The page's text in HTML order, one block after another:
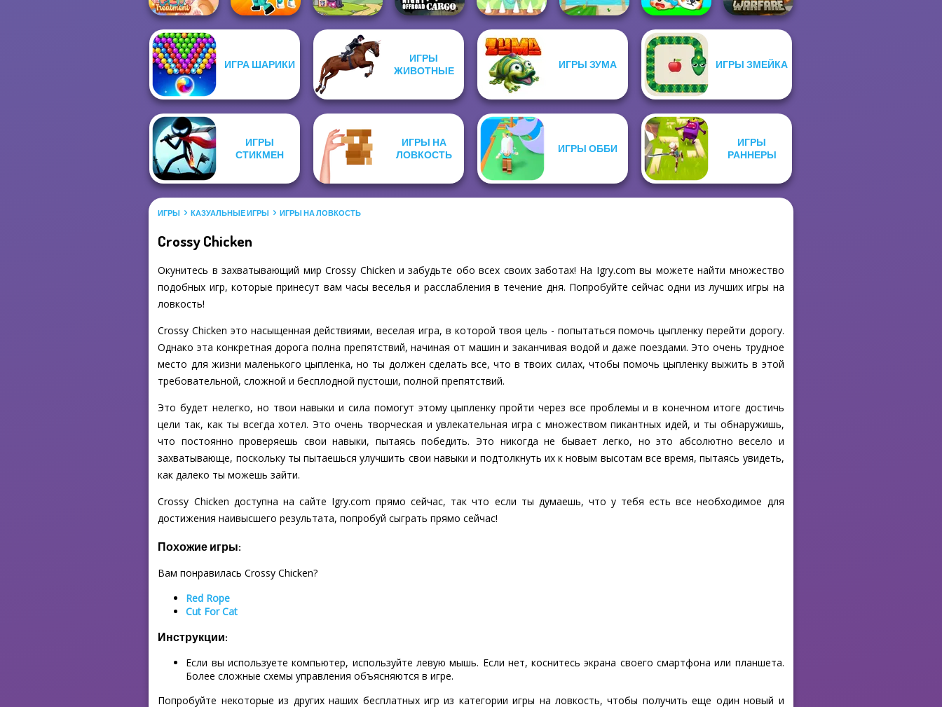
ASMR Pet
Treatment
Noob vs Pro
Dream Pet Link 2
Night OffRoad
Cargo
Bouncing Chick Protect My Dog 3
Minecraft Pixel
ИГРА ШАРИКИ
ИГРЫ
ЖИВОТНЫЕ
ИГРЫ ЗУМА ИГРЫ ЗМЕЙКА
ИГРЫ
СТИКМЕН
ИГРЫ НА
ЛОВКОСТЬ
ИГРЫ ОББИ
ИГРЫ
РАННЕРЫ
ИГРЫ КАЗУАЛЬНЫЕ ИГРЫ ИГРЫ НА ЛОВКОСТЬ
Crossy Chicken
Окунитесь в захватывающий мир Crossy Chicken и забудьте обо всех своих заботах! На Igry.com вы можете найти множество
подобных игр, которые принесут вам часы веселья и расслабления в течение дня. Попробуйте сейчас одни из лучших игры на
ловкость!
Crossy Chicken это насыщенная действиями, веселая игра, в которой твоя цель - попытаться помочь цыпленку перейти дорогу.
Однако эта конкретная дорога полна препятствий, начиная от машин и заканчивая водой и даже поездами. Это очень трудное
место для жизни маленького цыпленка, но ты должен сделать все, что в твоих силах, чтобы помочь цыпленку выжить в этой
требовательной, сложной и бесплодной пустоши, полной препятствий.
Это будет нелегко, но твои навыки и сила помогут этому цыпленку пройти через все проблемы и в конечном итоге достичь
цели так, как ты всегда хотел. Это очень творческая и увлекательная игра с множеством пикантных идей, и ты обнаружишь,
что постоянно проверяешь свои навыки, пытаясь победить. Это никогда не бывает легко, но это абсолютно весело и
захватывающе, поскольку ты пытаешься улучшить свои навыки и подтолкнуть их к новым высотам все время, пытаясь увидеть,
как далеко ты можешь зайти.
Crossy Chicken доступна на сайте Igry.com прямо сейчас, так что если ты думаешь, что у тебя есть все необходимое для
достижения наивысшего результата, попробуй сыграть прямо сейчас!
Похожие игры:
Вам понравилась Crossy Chicken?
Red Rope
Cut For Cat
Инструкции:
Если вы используете компьютер, используйте левую мышь. Если нет, коснитесь экрана своего смартфона или планшета.
Более сложные схемы управления объясняются в игре.
Попробуйте некоторые из других наших бесплатных игр из категории игры на ловкость, чтобы получить еще один новый и